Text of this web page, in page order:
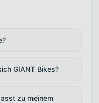
GIANT Bikes?
zu meinem